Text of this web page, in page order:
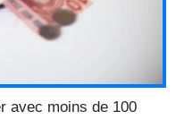
avec moins de 100